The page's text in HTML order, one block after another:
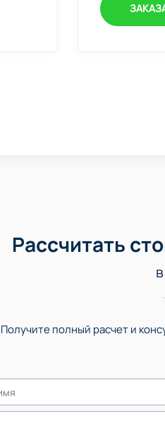
Рассчитать
Получите полный расчет и